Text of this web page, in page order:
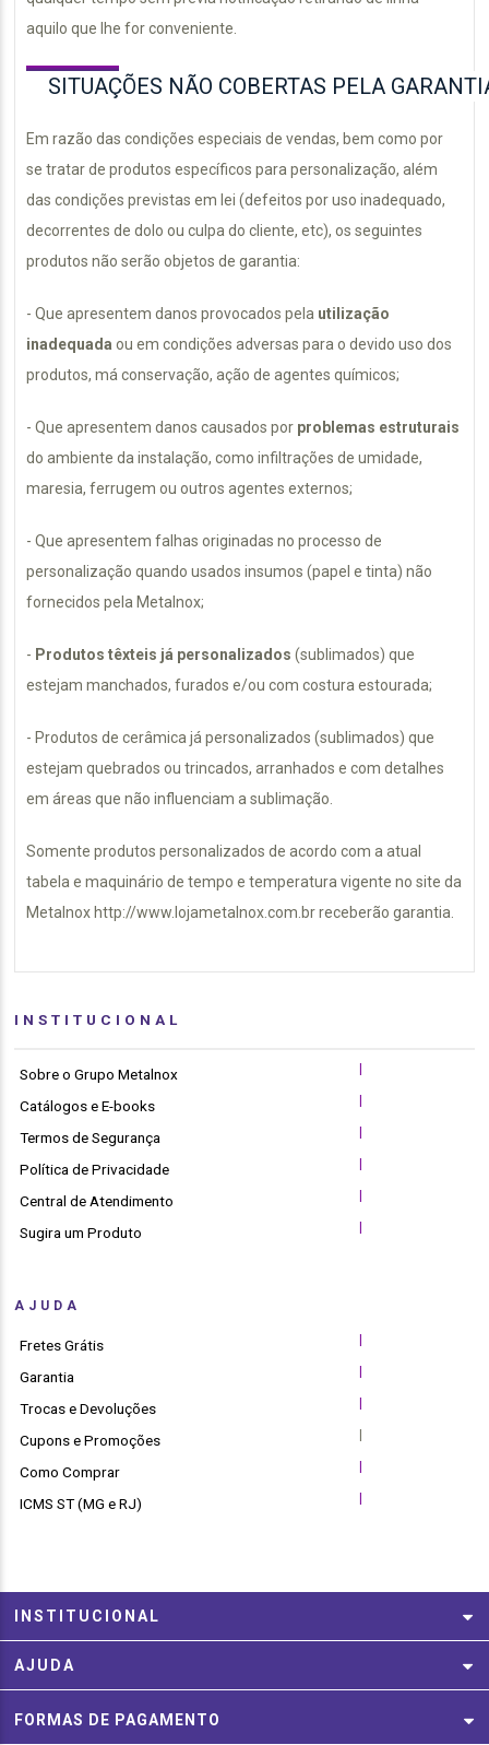
aquilo que lhe for conveniente.
SITUAÇÕES NÃO COBERTAS PELA
Em razão das condições especiais de vendas, bem como por
se tratar de produtos específicos para personalização, além
das condições previstas em lei (defeitos por uso inadequado,
decorrentes de dolo ou culpa do cliente, etc), os seguintes
produtos não serão objetos de garantia:
- Que apresentem danos provocados pela utilização
inadequada ou em condições adversas para o devido uso dos
produtos, má conservação, ação de agentes químicos;
- Que apresentem danos causados por problemas estruturais
do ambiente da instalação, como infiltrações de umidade,
maresia, ferrugem ou outros agentes externos;
- Que apresentem falhas originadas no processo de
personalização quando usados insumos (papel e tinta) não
fornecidos pela Metalnox;
- Produtos têxteis já personalizados (sublimados) que
estejam manchados, furados e/ou com costura estourada;
- Produtos de cerâmica já personalizados (sublimados) que
estejam quebrados ou trincados, arranhados e com detalhes
em áreas que não influenciam a sublimação.
Somente produtos personalizados de acordo com a atual
tabela e maquinário de tempo e temperatura vigente no site da
Metalnox http://www.lojametalnox.com.br receberão garantia.
INSTITUCIONAL
Sobre o Grupo Metalnox
Catálogos e E-books
Termos de Segurança
Política de Privacidade
Central de Atendimento
Sugira um Produto
AJUDA
Fretes Grátis
Garantia
Trocas e Devoluções
Cupons e Promoções
Como Comprar
ICMS ST (MG e RJ)
INSTITUCIONAL
AJUDA
FORMAS DE PAGAMENTO